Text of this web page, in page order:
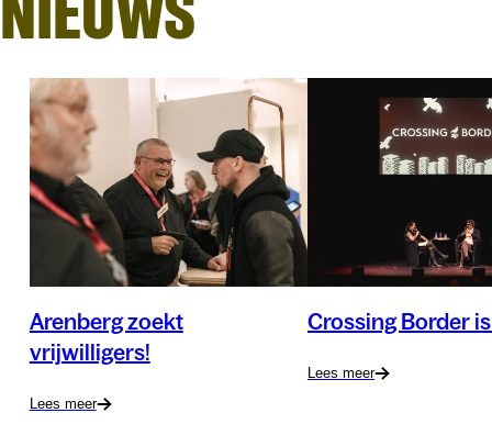
Arenberg zoekt
vrijwilligers!
Lees meer
Crossing Border
Lees meer